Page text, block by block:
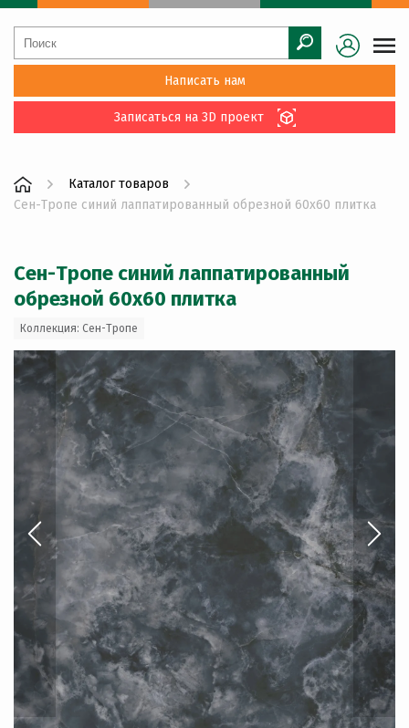
Написать нам
Записаться на 3D проект
Каталог товаров
Сен-Тропе синий лаппатированный обрезной 60x60 плитка
Сен-Тропе синий лаппатированный
обрезной 60x60 плитка
Коллекция: Сен-Тропе